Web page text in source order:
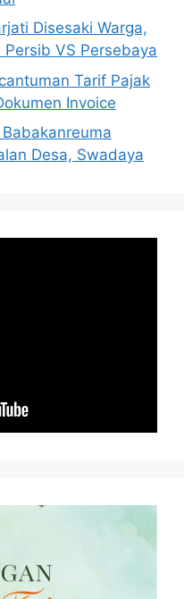
Disesaki Warga,
VS Persebaya
Tarif Pajak
Invoice
Desa, Swadaya